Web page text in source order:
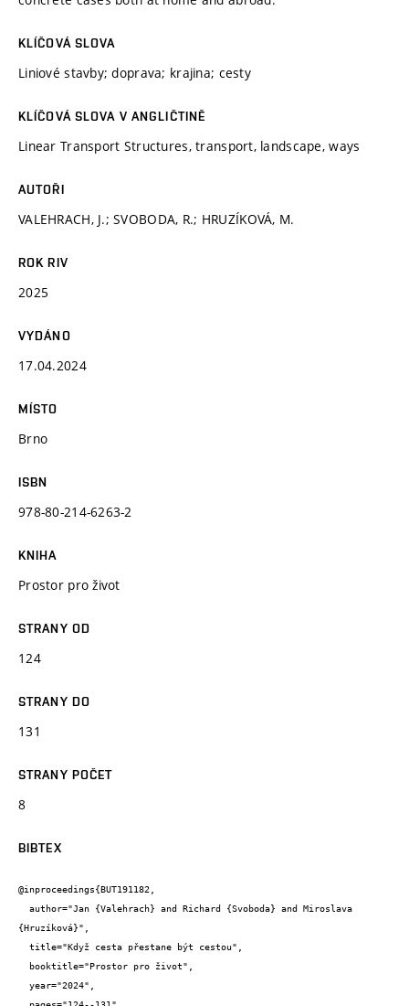
KLÍČOVÁ SLOVA
Liniové stavby; doprava; krajina; cesty
KLÍČOVÁ SLOVA V ANGLIČTINĚ
Linear Transport Structures, transport, landscape, ways
AUTOŘI
VALEHRACH, J.; SVOBODA, R.; HRUZÍKOVÁ, M.
ROK RIV
2025
VYDÁNO
17.04.2024
MÍSTO
Brno
ISBN
978-80-214-6263-2
KNIHA
Prostor pro život
STRANY OD
124
STRANY DO
131
STRANY POČET
8
BIBTEX
@inproceedings{BUT191182,
{Hruzíková}",